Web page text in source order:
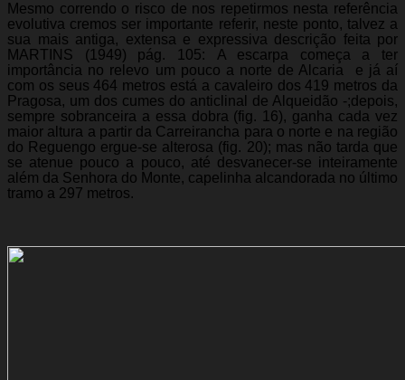
Mesmo correndo o risco de nos repetirmos nesta referência
evolutiva cremos ser importante referir, neste ponto, talvez a
sua mais antiga, extensa e expressiva descrição feita por
MARTINS (1949) pág. 105: A escarpa começa a ter
importância no relevo um pouco a norte de Alcaria  e já aí
com os seus 464 metros está a cavaleiro dos 419 metros da
Pragosa, um dos cumes do anticlinal de Alqueidão -;depois,
sempre sobranceira a essa dobra (fig. 16), ganha cada vez
maior altura a partir da Carreirancha para o norte e na região
do Reguengo ergue-se alterosa (fig. 20); mas não tarda que
se atenue pouco a pouco, até desvanecer-se inteiramente
além da Senhora do Monte, capelinha alcandorada no último
tramo a 297 metros.